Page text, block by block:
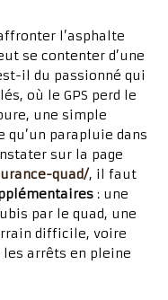
l’asphalte
se contenter d’une
il du passionné qui
où le GPS perd le
une simple
parapluie dans
sur la page
quad/, il faut
: une
par le quad, une
difficile, voire
arrêts en pleine